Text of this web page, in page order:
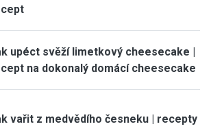
upéct svěží limetkový cheesecake |
na dokonalý domácí cheesecake
vařit z medvědího česneku | recepty